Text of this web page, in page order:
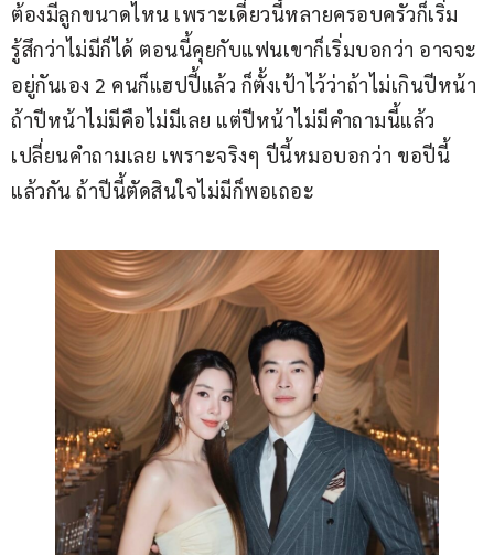
ต้องมีลูกขนาดไหน เพราะเดี๋ยวนี้หลายครอบครัวก็เริ่ม
รู้สึกว่าไม่มีก็ได้ ตอนนี้คุยกับแฟนเขาก็เริ่มบอกว่า อาจจะ
อยู่กันเอง 2 คนก็แฮปปี้แล้ว ก็ตั้งเป้าไว้ว่าถ้าไม่เกินปีหน้า
ถ้าปีหน้าไม่มีคือไม่มีเลย แต่ปีหน้าไม่มีคำถามนี้แล้ว
เปลี่ยนคำถามเลย เพราะจริงๆ ปีนี้หมอบอกว่า ขอปีนี้
แล้วกัน ถ้าปีนี้ตัดสินใจไม่มีก็พอเถอะ